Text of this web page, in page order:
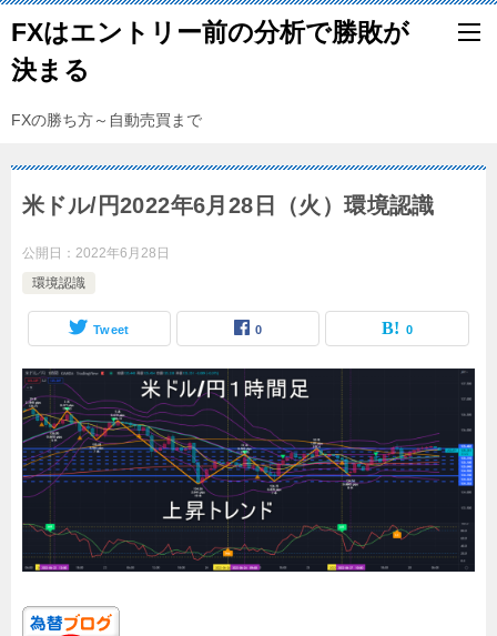
FXはエントリー前の分析で勝敗が
決まる
FXの勝ち方～自動売買まで
米ドル/円2022年6月28日（火）環境認識
公開日： 2022年6月28日
環境認識
Tweet 0 0